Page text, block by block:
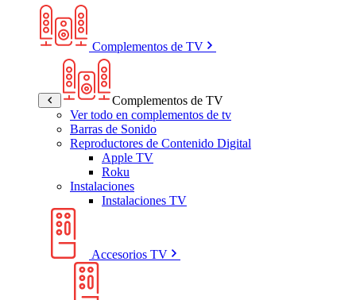
Complementos de TV
Complementos de TV
Ver todo en complementos de tv
Barras de Sonido
Reproductores de Contenido Digital
Apple TV
Roku
Instalaciones
Instalaciones TV
Accesorios TV